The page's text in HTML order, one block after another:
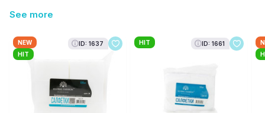
See more
NEW
HIT
ID: 1637 HIT ID: 1661